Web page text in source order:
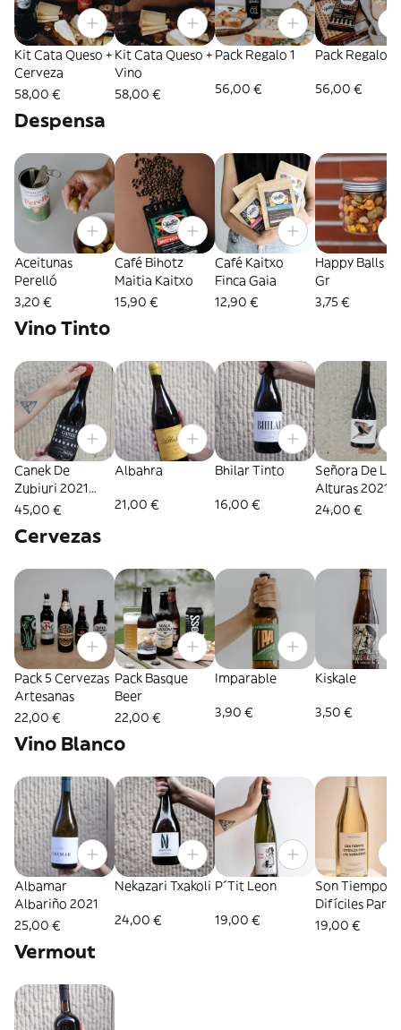
Kit Cata Queso +
Cerveza
58,00 €
Kit Cata Queso +
Vino
58,00 €
Pack Regalo 1
56,00 €
Pack Regalo 2
56,00 €
Despensa
Aceitunas
Perelló
3,20 €
Café Bihotz
Maitia Kaitxo
15,90 €
Café Kaitxo
Finca Gaia
12,90 €
Happy Balls
Gr
3,75 €
Vino Tinto
Canek De
Zubiuri 2021
Rioja
45,00 €
Albahra
21,00 €
Bhilar Tinto
16,00 €
Señora De Las
Alturas 2021 _
Viña Zorzal
24,00 €
Cervezas
Pack 5 Cervezas
Artesanas
22,00 €
Pack Basque
Beer
22,00 €
Imparable
3,90 €
Kiskale
3,50 €
Vino Blanco
Albamar
Albariño 2021
25,00 €
Nekazari Txakoli
24,00 €
P´Tit Leon
19,00 €
Son Tiempos
Difíciles Para
Soñadores
19,00 €
Vermout